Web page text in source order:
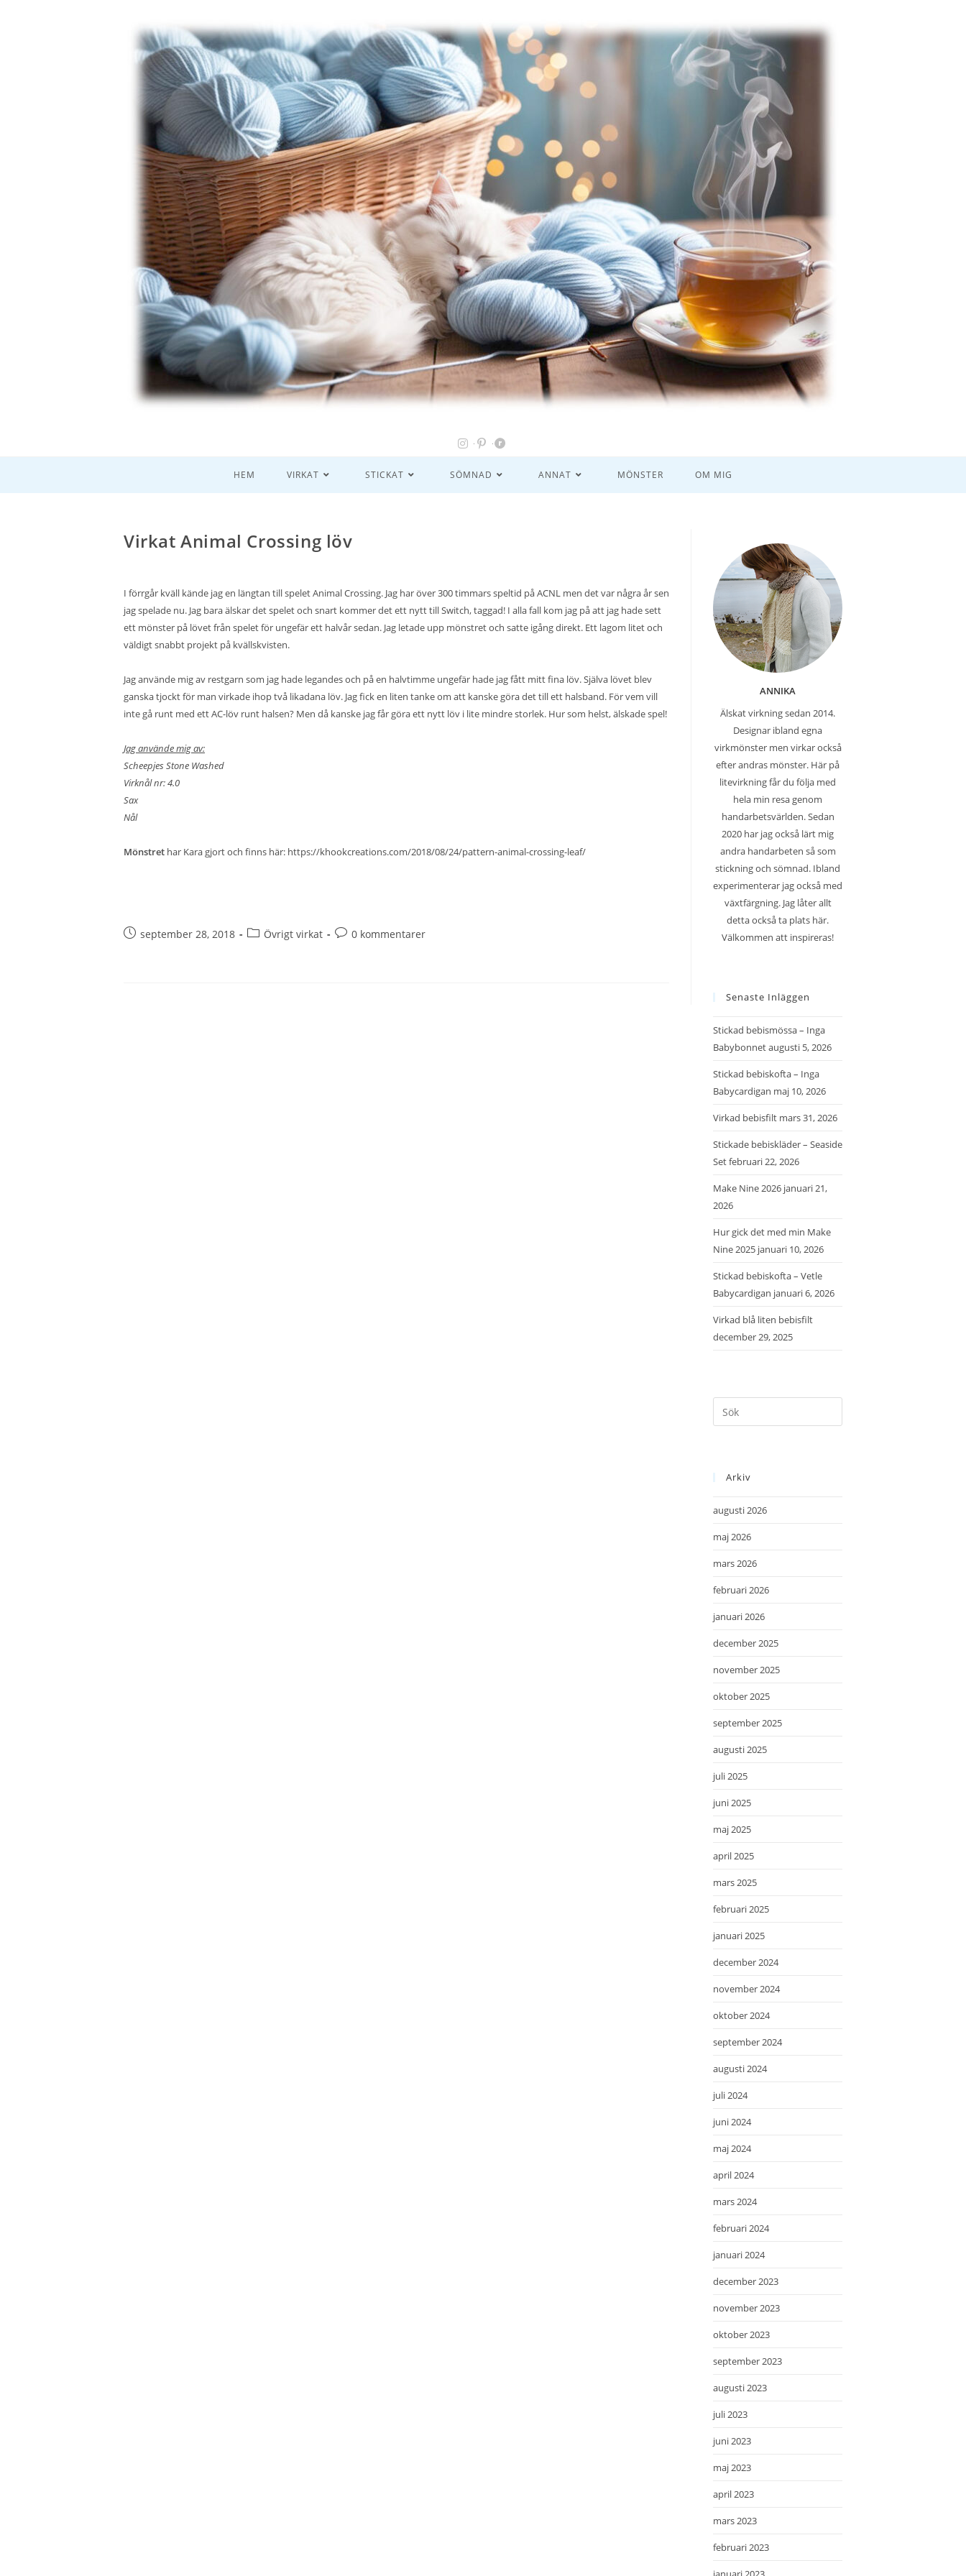
HEM VIRKAT STICKAT SÖMNAD ANNAT MÖNSTER OM MIG
Virkat Animal Crossing löv
I förrgår kväll kände jag en längtan till spelet Animal Crossing. Jag har över 300 timmars speltid på ACNL men det var några år sen
jag spelade nu. Jag bara älskar det spelet och snart kommer det ett nytt till Switch, taggad! I alla fall kom jag på att jag hade sett
ett mönster på lövet från spelet för ungefär ett halvår sedan. Jag letade upp mönstret och satte igång direkt. Ett lagom litet och
väldigt snabbt projekt på kvällskvisten.
Jag använde mig av restgarn som jag hade legandes och på en halvtimme ungefär hade jag fått mitt fina löv. Själva lövet blev
ganska tjockt för man virkade ihop två likadana löv. Jag fick en liten tanke om att kanske göra det till ett halsband. För vem vill
inte gå runt med ett AC-löv runt halsen? Men då kanske jag får göra ett nytt löv i lite mindre storlek. Hur som helst, älskade spel!
Jag använde mig av:
Scheepjes Stone Washed
Virknål nr: 4.0
Sax
Nål
Mönstret har Kara gjort och finns här: https://khookcreations.com/2018/08/24/pattern-animal-crossing-leaf/
september 28, 2018 Övrigt virkat 0 kommentarer
ANNIKA
Älskat virkning sedan 2014.
Designar ibland egna
virkmönster men virkar också
efter andras mönster. Här på
litevirkning får du följa med
hela min resa genom
handarbetsvärlden. Sedan
2020 har jag också lärt mig
andra handarbeten så som
stickning och sömnad. Ibland
experimenterar jag också med
växtfärgning. Jag låter allt
detta också ta plats här.
Välkommen att inspireras!
Senaste Inläggen
Stickad bebismössa – Inga
Babybonnetaugusti 5, 2026
Stickad bebiskofta – Inga
Babycardigan maj 10, 2026
Virkad bebisfilt mars 31, 2026
Stickade bebiskläder – Seaside
Setfebruari 22, 2026
Make Nine 2026 januari 21,
2026
Hur gick det med min Make
Nine 2025 januari 10, 2026
Stickad bebiskofta – Vetle
Babycardigan januari 6, 2026
Virkad blå liten bebisfilt
december 29, 2025
Arkiv
augusti 2026
maj 2026
mars 2026
februari 2026
januari 2026
december 2025
november 2025
oktober 2025
september 2025
augusti 2025
juli 2025
juni 2025
maj 2025
april 2025
mars 2025
februari 2025
januari 2025
december 2024
november 2024
oktober 2024
september 2024
augusti 2024
juli 2024
juni 2024
maj 2024
april 2024
mars 2024
februari 2024
januari 2024
december 2023
november 2023
oktober 2023
september 2023
augusti 2023
juli 2023
juni 2023
maj 2023
april 2023
mars 2023
februari 2023